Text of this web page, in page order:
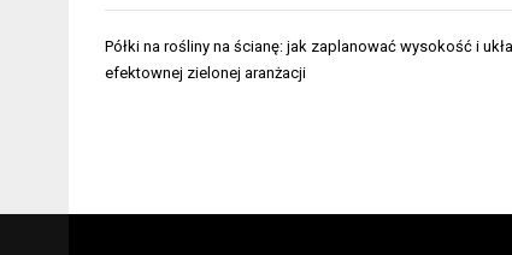
Nawigacja
wpisu
Półki na rośliny na ścianę: jak zaplanować wysokość i
efektownej zielonej aranżacji